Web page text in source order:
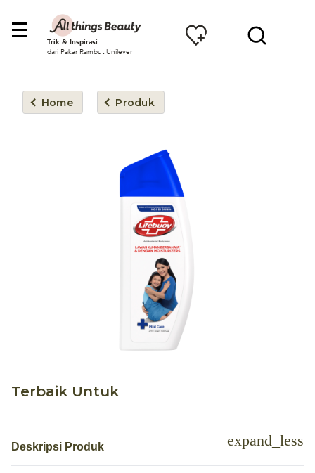
Trik & Inspirasi
dari Pakar Rambut Unilever
Home Produk
Terbaik Untuk
Deskripsi Produk